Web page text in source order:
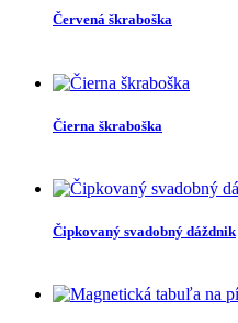
Červená škraboška
Čierna škraboška
Čipkovaný svadobný dáždnik